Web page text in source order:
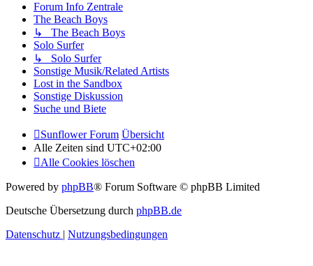
Forum Info Zentrale
The Beach Boys
↳ The Beach Boys
Solo Surfer
↳ Solo Surfer
Sonstige Musik/Related Artists
Lost in the Sandbox
Sonstige Diskussion
Suche und Biete
Sunflower Forum Übersicht
Alle Zeiten sind UTC+02:00
Alle Cookies löschen
Powered by phpBB® Forum Software © phpBB Limited
Deutsche Übersetzung durch phpBB.de
Datenschutz
Nutzungsbedingungen